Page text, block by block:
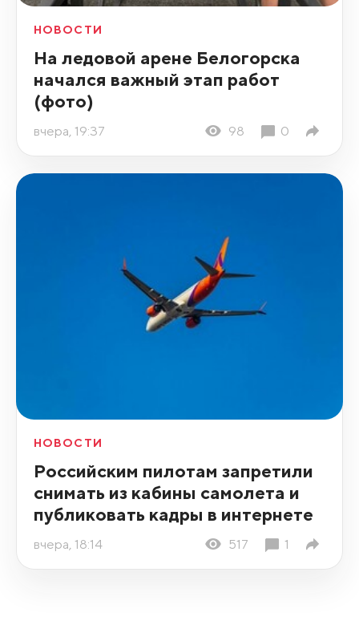
НОВОСТИ
На ледовой арене Белогорска
начался важный этап работ
(фото)
вчера, 19:37 98 0
НОВОСТИ
Российским пилотам запретили
снимать из кабины самолета и
публиковать кадры в интернете
вчера, 18:14 517 1